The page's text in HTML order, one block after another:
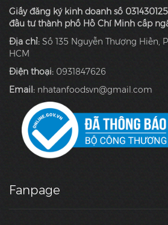
Giấy đăng ký kinh doanh số
đầu tư thành phố Hồ Chí Minh cấp
Địa chỉ: Số 135 Nguyễn Thượng Hiền,
HCM
Điện thoại: 0931847626
Email: nhatanfoodsvn@gmail.com
Fanpage